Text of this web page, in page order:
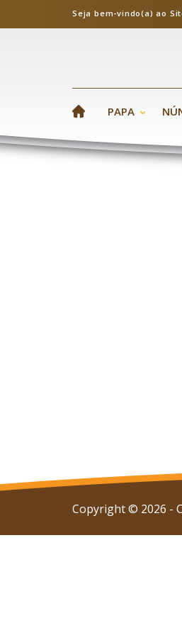
Seja bem-vindo(a)
PAPA
Copyright © 2026 -